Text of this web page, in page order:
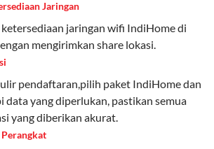
untuk pengguna yang membutuhkan
cepat dan stabil dengan fleksibilitas
harga bervariasi sesuai kebutuhan.
pilihan paket yang
dari paket hemat hingga premium.
memilih sesuai kebutuhan, baik untuk
atau hiburan.
Jaringan
ketersediaan jaringan wifi IndiHome di
mengirimkan share lokasi.
pendaftaran,pilih paket IndiHome dan
data yang diperlukan, pastikan semua
yang diberikan akurat.